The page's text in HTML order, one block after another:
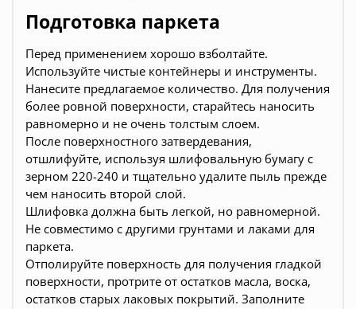
Подготовка паркета
Перед применением хорошо взболтайте.
Используйте чистые контейнеры и инструменты.
Нанесите предлагаемое количество. Для получения
более ровной поверхности, старайтесь наносить
равномерно и не очень толстым слоем.
После поверхностного затвердевания,
отшлифуйте, используя шлифовальную бумагу с
зерном 220-240 и тщательно удалите пыль прежде
чем наносить второй слой.
Шлифовка должна быть легкой, но равномерной.
Не совместимо с другими грунтами и лаками для
паркета.
Отполируйте поверхность для получения гладкой
поверхности, протрите от остатков масла, воска,
остатков старых лаковых покрытий. Заполните